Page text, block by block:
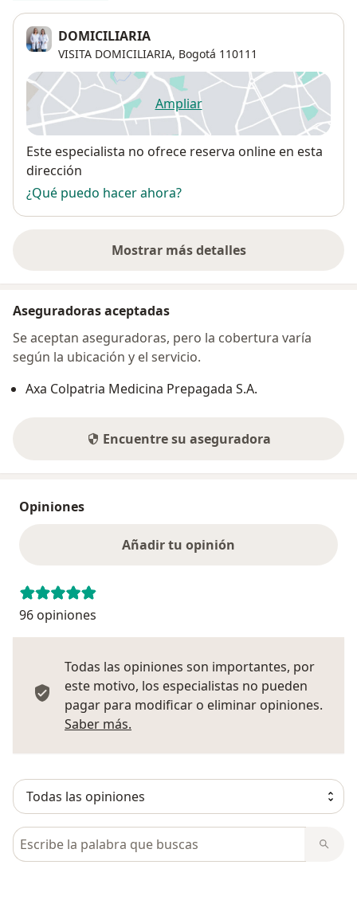
DOMICILIARIA
VISITA DOMICILIARIA, Bogotá 110111
Ampliarse abre en una nueva
Disponibilidad
Este especialista no ofrece reserva online en esta
dirección
¿Qué puedo hacer ahora?
Mostrar más detalles
sobre la dirección
Aseguradoras aceptadas
Se aceptan aseguradoras, pero la cobertura varía
según la ubicación y el servicio.
Axa Colpatria Medicina Prepagada S.A.
Encuentre su aseguradora
Opiniones
Añadir tu opinión
96 opiniones
Todas las opiniones son importantes, por
este motivo, los especialistas no pueden
pagar para modificar o eliminar opiniones.
Saber más.
Busca en opiniones